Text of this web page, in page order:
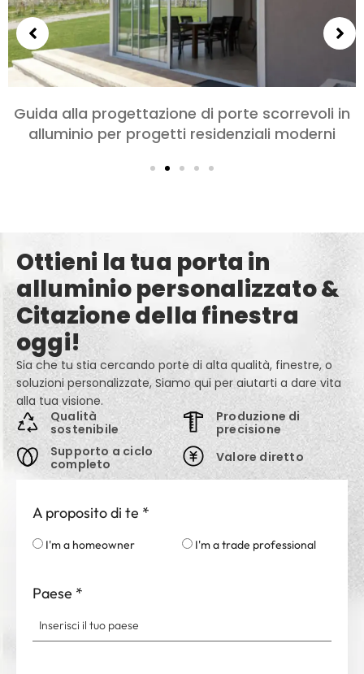
Scegliere le porte in alluminio per camere da
letto e soggiorni: Comfort, Stile, e Privacy
Ottieni la tua porta in
alluminio personalizzato &
Citazione della finestra
oggi!
Sia che tu stia cercando porte di alta qualità, finestre, o
soluzioni personalizzate, Siamo qui per aiutarti a dare vita
alla tua visione.
Qualità
sostenibile
Supporto a ciclo
completo
Produzione di
precisione
Valore diretto
A proposito di te *
I'm a homeowner I'm a trade professional
Paese *